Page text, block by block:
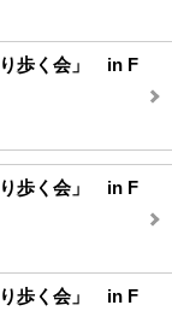
歩く会」 in F
歩く会」 in F
歩く会」 in F